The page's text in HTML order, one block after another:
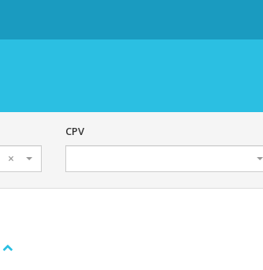
×
CPV